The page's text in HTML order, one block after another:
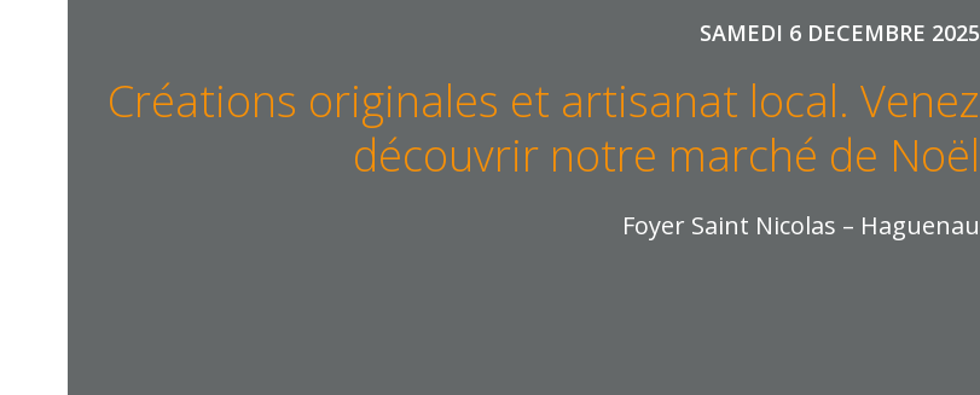
SAMEDI 6 DECEMBRE 2025
Créations originales et artisanat local. Venez
découvrir notre marché de Noël
Foyer Saint Nicolas – Haguenau